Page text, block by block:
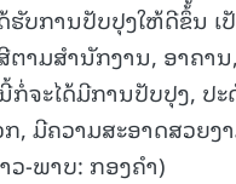
ຮັບການປັບປຸງໃຫ້ດີຂຶ້້ນ
າມສຳນັກງານ, ອາຄາ
ຈະໄດ້ມີການປັບປຸງ, ປ
, ມີຄວາມສະອາດສວຍງ
ວ-ພາບ: ກອງຄຳ)